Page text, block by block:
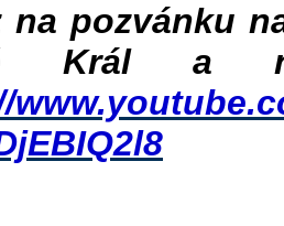
na pozvánku
Král a